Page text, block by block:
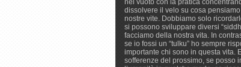
nel vuoto con la pratica
dissolvere il velo su cosa
nostre vite. Dobbiamo solo
si possono sviluppare diversi
facciamo della nostra vita. In
se io fossi un “tulku” ho sempre
importante chi sono in questa vita.
sofferenze del prossimo, se posso